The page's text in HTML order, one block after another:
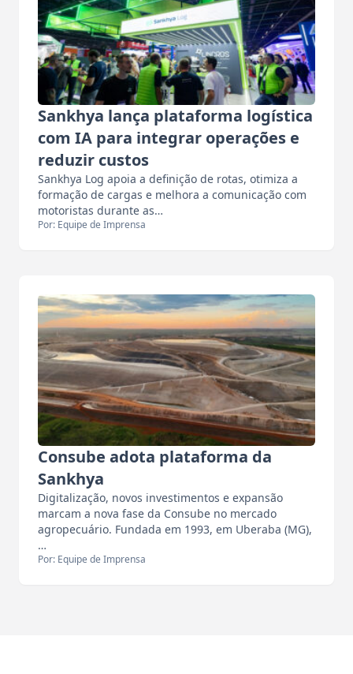
Sankhya lança plataforma logística
com IA para integrar operações e
reduzir custos
Sankhya Log apoia a definição de rotas, otimiza a
formação de cargas e melhora a comunicação com
motoristas durante as…
Por: Equipe de Imprensa
Consube adota plataforma da
Sankhya
Digitalização, novos investimentos e expansão
marcam a nova fase da Consube no mercado
agropecuário. Fundada em 1993, em Uberaba (MG),
…
Por: Equipe de Imprensa